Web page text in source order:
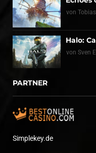
von
Halo:
von Sven
PARTNER
Simplekey.de